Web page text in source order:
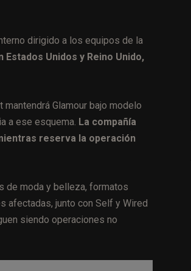
dirigido a los equipos de la
Unidos y Reino Unido,
Glamour bajo modelo
a ese esquema. La compañía
reserva la operación
de moda y belleza, formatos
afectadas, junto con Self y Wired
siendo operaciones no